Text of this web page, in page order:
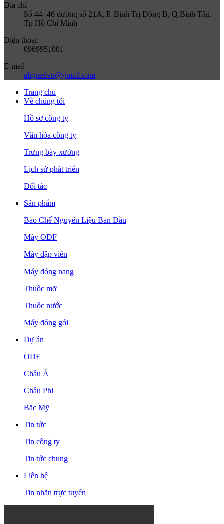
Địa chỉ
Số 44- 46 đường số 21A, P. Bình Trị Đông B, Q.Bình Tân.
Tp Hồ Chí Minh
Điện thoại:
0969951001
E-mail
alignedvn@gmail.com
Trang chủ
Về chúng tôi
Hồ sơ công ty
Văn hóa công ty
Trưng bày xưởng
Lịch sử phát triển
Đối tác
Sản phẩm
Bào Chế Nguyên Liệu Ban Đầu
Máy ODF
Máy dập viên
Máy đóng nang
Thuốc mỡ
Thuốc nước
Máy đóng gói
Dự án
ODF
Châu Á
Châu Phi
Bắc Mỹ
Tin tức
Tin công ty
Tin tức chung
Liên hệ
Tin nhắn trực tuyến